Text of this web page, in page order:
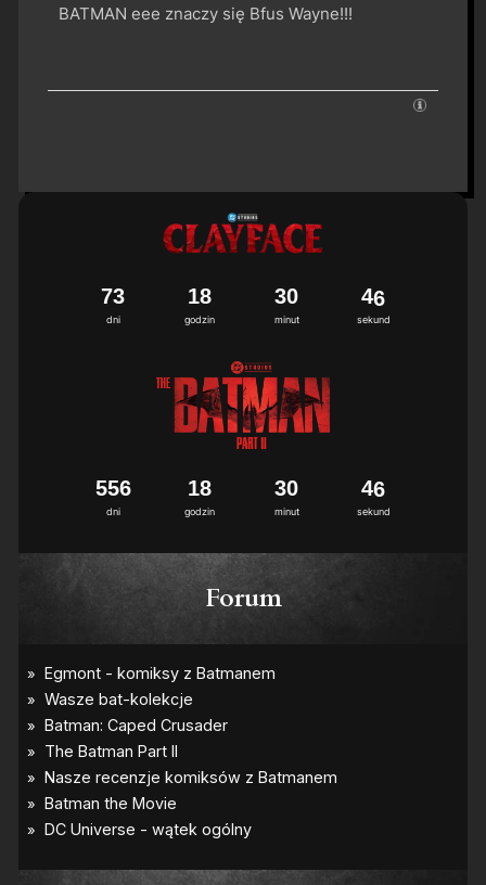
BATMAN eee znaczy się Bfus Wayne!!!
dni
73
godzin
18
minut
30
sekund
45
6
dni
556
godzin
18
minut
30
sekund
45
6
Forum